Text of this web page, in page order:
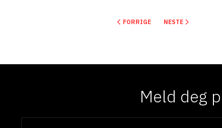
FORRIGE ARTIKKEL: NORGES
FORRIGE NESTE ARTIKKEL:
NESTE
Meld deg